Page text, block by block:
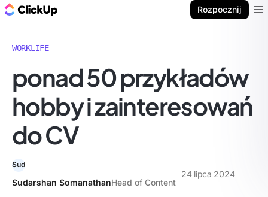
Rozpocznij
WORKLIFE
ponad 50 przykładów
hobby i zainteresowań
do CV
Sudarshan SomanathanHead of Content
24 lipca 2024